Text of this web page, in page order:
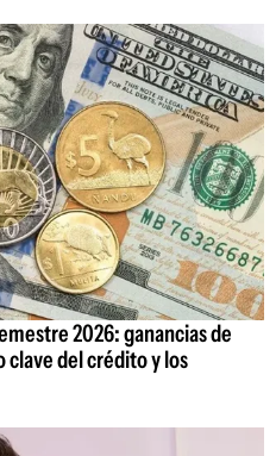
2026: ganancias de
clave del crédito y los